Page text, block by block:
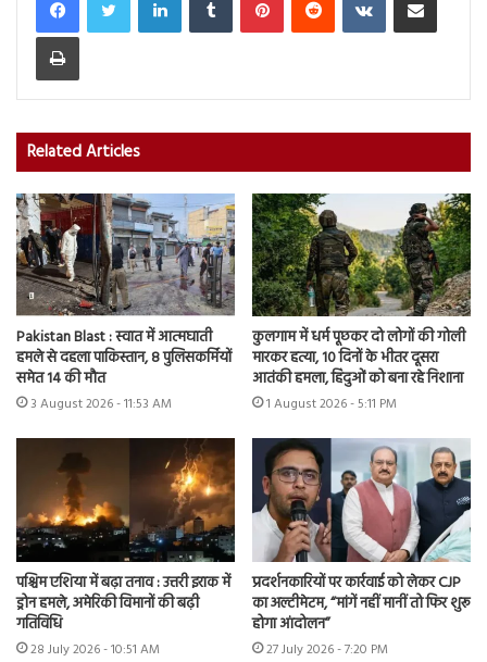
Print
Related Articles
Pakistan Blast : स्वात में आत्मघाती
हमले से दहला पाकिस्तान, 8 पुलिसकर्मियों
समेत 14 की मौत
3 August 2026 - 11:53 AM
कुलगाम में धर्म पूछकर दो लोगों की गोली
मारकर हत्या, 10 दिनों के भीतर दूसरा
आतंकी हमला, हिंदुओं को बना रहे निशाना
1 August 2026 - 5:11 PM
पश्चिम एशिया में बढ़ा तनाव : उत्तरी इराक में
ड्रोन हमले, अमेरिकी विमानों की बढ़ी
गतिविधि
28 July 2026 - 10:51 AM
प्रदर्शनकारियों पर कार्रवाई को लेकर CJP
का अल्टीमेटम, “मांगें नहीं मानीं तो फिर शुरू
होगा आंदोलन”
27 July 2026 - 7:20 PM